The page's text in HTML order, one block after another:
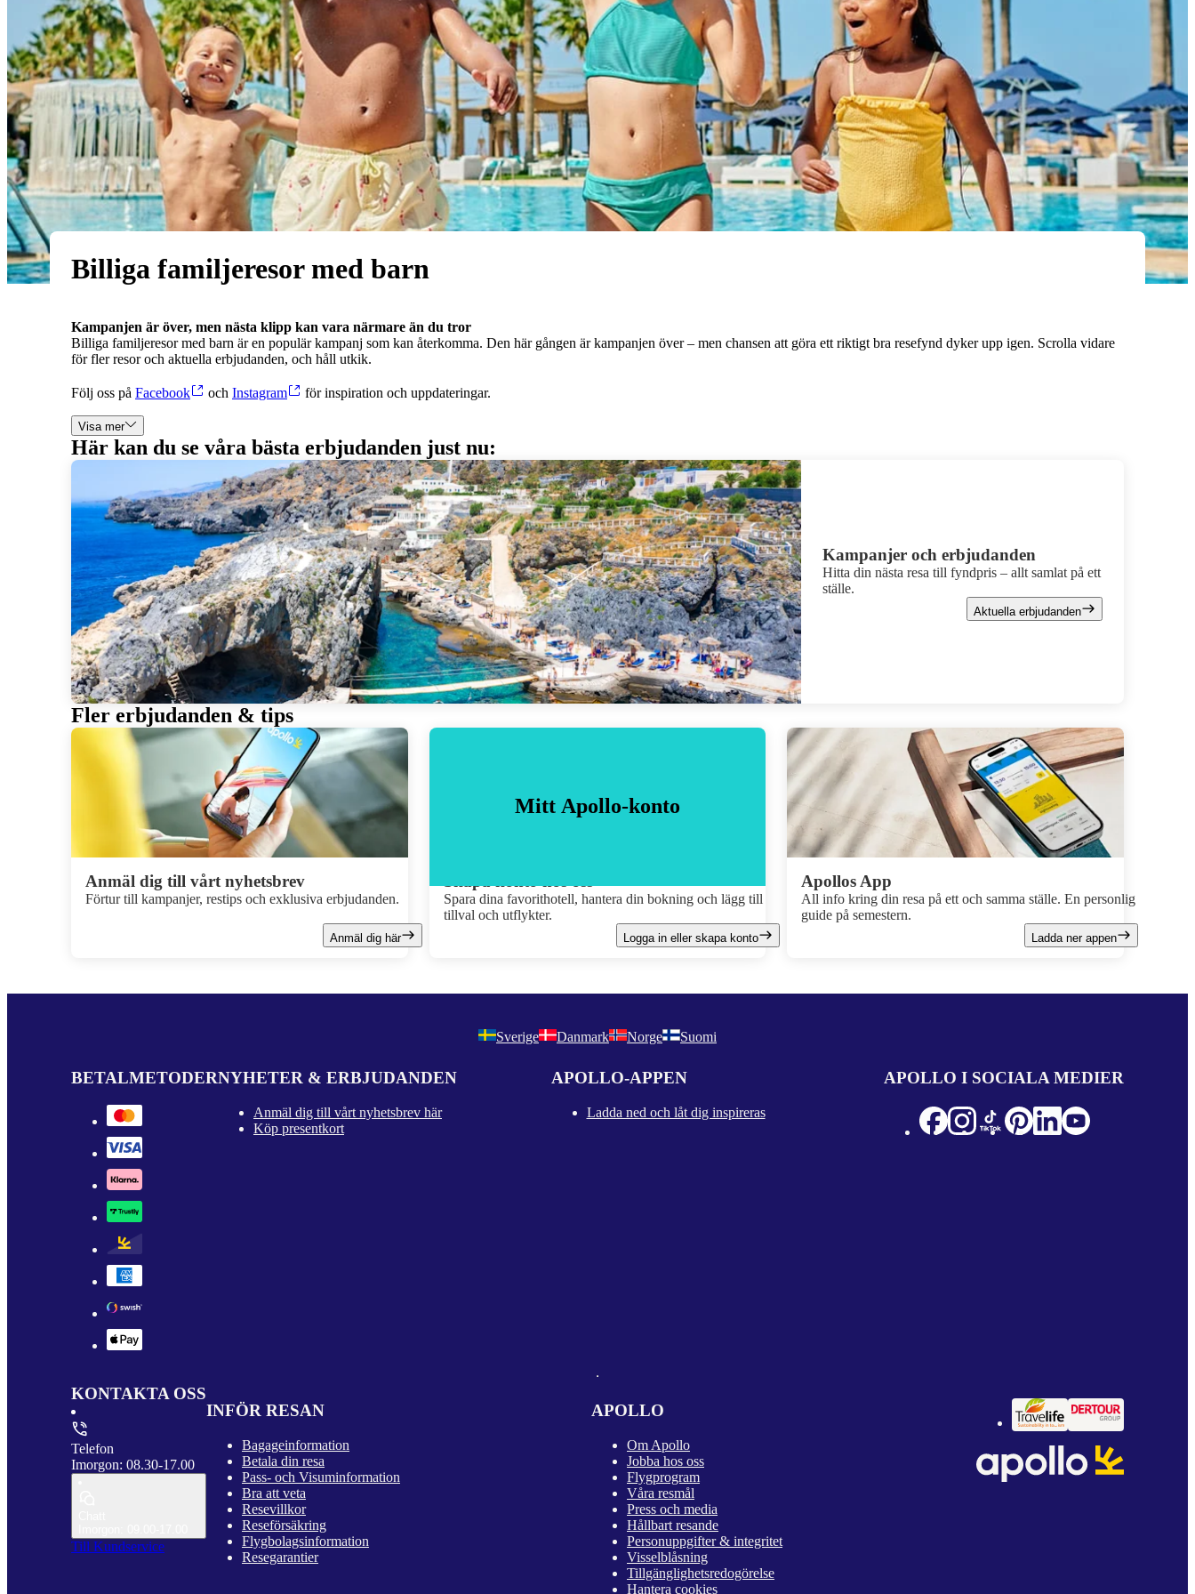
Billiga familjeresor med barn
Kampanjen är över, men nästa klipp kan vara närmare än du tror
Billiga familjeresor med barn är en populär kampanj som kan återkomma. Den här gången är kampanjen över – men chansen att göra ett riktigt bra resefynd dyker upp igen. Scrolla vidare
för fler resor och aktuella erbjudanden, och håll utkik.
Följ oss på Facebook och Instagram för inspiration och uppdateringar.
Visa mer
Här kan du se våra bästa erbjudanden just nu:
Kampanjer och erbjudanden
Hitta din nästa resa till fyndpris – allt samlat på ett
ställe.
Aktuella erbjudanden
Fler erbjudanden & tips
Anmäl dig till vårt nyhetsbrev
Förtur till kampanjer, restips och exklusiva erbjudanden.
Anmäl dig här
Mitt Apollo-konto
Spara dina favorithotell, hantera din bokning och lägg till
tillval och utflykter.
Logga in eller skapa konto
Apollos App
All info kring din resa på ett och samma ställe. En personlig
guide på semestern.
Ladda ner appen
Sverige Danmark Norge Suomi
BETALMETODERNYHETER & ERBJUDANDEN
Anmäl dig till vårt nyhetsbrev här
Köp presentkort
APOLLO-APPEN
Ladda ned och låt dig inspireras
APOLLO I SOCIALA MEDIER
KONTAKTA OSS
Telefon
Imorgon: 08.30-17.00
Till Kundservice
INFÖR RESAN
Bagageinformation
Betala din resa
Pass- och Visuminformation
Bra att veta
Resevillkor
Reseförsäkring
Flygbolagsinformation
Resegarantier
APOLLO
Om Apollo
Jobba hos oss
Flygprogram
Våra resmål
Press och media
Hållbart resande
Personuppgifter & integritet
Visselblåsning
Tillgänglighetsredogörelse
Hantera cookies